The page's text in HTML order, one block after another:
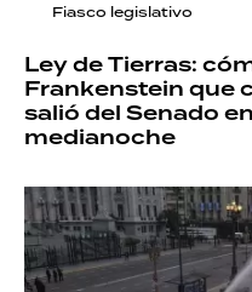
Fiasco legislativo
Ley de Tierras:
Frankenstein que
salió del Senado
medianoche